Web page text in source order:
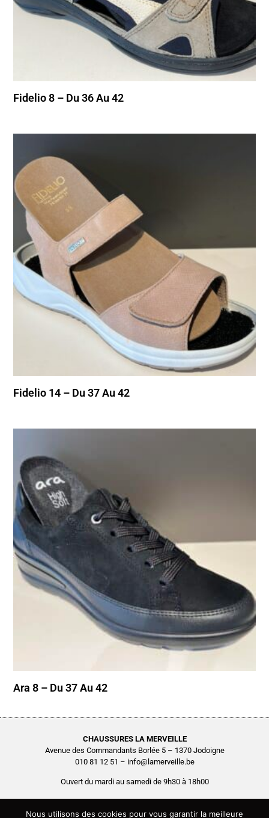
Fidelio 8 – Du 36 Au 42
Fidelio 14 – Du 37 Au 42
Ara 8 – Du 37 Au 42
CHAUSSURES LA MERVEILLE
Avenue des Commandants Borlée 5 – 1370 Jodoigne
010 81 12 51 – info@lamerveille.be
Ouvert du mardi au samedi de 9h30 à 18h00
Chaussures Quertémont SRL
BCE0416.261.048
Nous utilisons des cookies pour vous garantir la meilleure